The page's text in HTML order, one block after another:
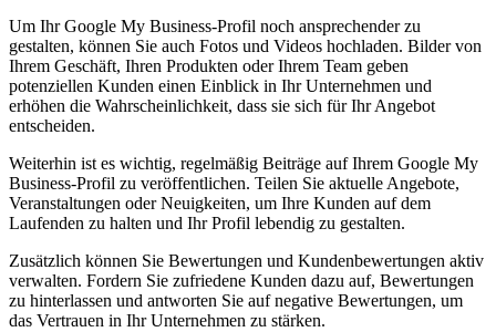
Um Ihr Google My Business-Profil noch ansprechender zu
gestalten, können Sie auch Fotos und Videos hochladen. Bilder von
Ihrem Geschäft, Ihren Produkten oder Ihrem Team geben
potenziellen Kunden einen Einblick in Ihr Unternehmen und
erhöhen die Wahrscheinlichkeit, dass sie sich für Ihr Angebot
entscheiden.
Weiterhin ist es wichtig, regelmäßig Beiträge auf Ihrem Google My
Business-Profil zu veröffentlichen. Teilen Sie aktuelle Angebote,
Veranstaltungen oder Neuigkeiten, um Ihre Kunden auf dem
Laufenden zu halten und Ihr Profil lebendig zu gestalten.
Zusätzlich können Sie Bewertungen und Kundenbewertungen aktiv
verwalten. Fordern Sie zufriedene Kunden dazu auf, Bewertungen
zu hinterlassen und antworten Sie auf negative Bewertungen, um
das Vertrauen in Ihr Unternehmen zu stärken.